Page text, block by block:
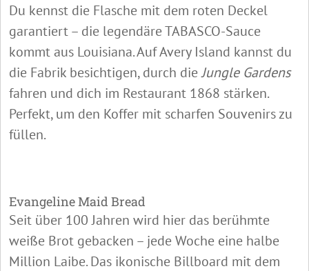
Du kennst die Flasche mit dem roten Deckel
garantiert – die legendäre TABASCO-Sauce
kommt aus Louisiana. Auf Avery Island kannst du
die Fabrik besichtigen, durch dieJungle Gardens
fahren und dich im Restaurant 1868 stärken.
Perfekt, um den Koffer mit scharfen Souvenirs zu
füllen.
Evangeline Maid Bread
Seit über 100 Jahren wird hier das berühmte
weiße Brot gebacken – jede Woche eine halbe
Million Laibe. Das ikonische Billboard mit dem